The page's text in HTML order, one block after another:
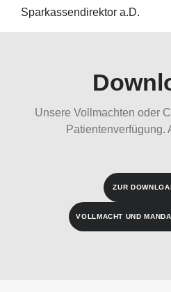
Sparkassendirektor a.D.
Unsere Vollmachten oder
Patientenverfügung.
ZUR
VOLLMACHT UND